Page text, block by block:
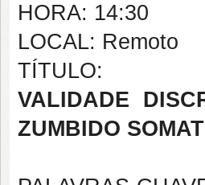
HORA: 14:30
LOCAL: Remoto
TÍTULO:
VALIDADE
ZUMBIDO